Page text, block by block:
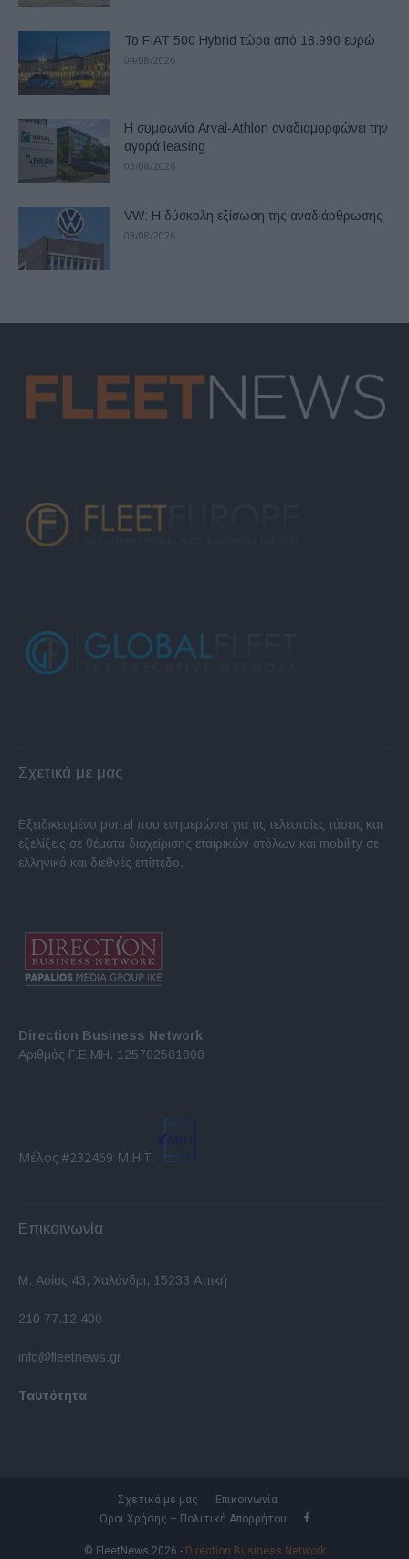
Το FIAT 500 Hybrid τώρα από 18.990 ευρώ
04/08/2026
Η συμφωνία Arval-Athlon αναδιαμορφώνει την
αγορά leasing
03/08/2026
VW: Η δύσκολη εξίσωση της αναδιάρθρωσης
03/08/2026
Σχετικά με μας
Εξειδικευμένο portal που ενημερώνει για τις τελευταίες τάσεις και
εξελίξεις σε θέματα διαχείρισης εταιρικών στόλων και mobility σε
ελληνικό και διεθνές επίπεδο.
Direction Business Network
Αριθμός Γ.Ε.ΜΗ. 125702501000
Μέλος #232469 Μ.Η.Τ.
Επικοινωνία
Μ. Ασίας 43, Χαλάνδρι, 15233 Αττική
210 77.12.400
info@fleetnews.gr
Ταυτότητα
Σχετικά με μας
Επικοινωνία
Όροι Χρήσης – Πολιτική Απορρήτου
© FleetNews 2026 - Direction Business Network